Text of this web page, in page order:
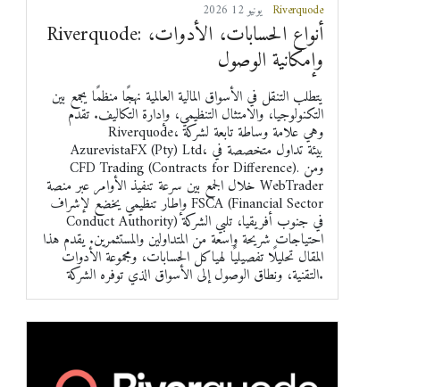
2026 يونيو 12 Riverquode
Riverquode: أنواع الحسابات، الأدوات،
وإمكانية الوصول
يتطلب التنقل في الأسواق المالية العالمية نهجًا منظمًا يجمع بين
التكنولوجيا، والامتثال التنظيمي، وإدارة التكاليف. تقدم
Riverquode، وهي علامة وساطة تابعة لشركة
AzurevistaFX (Pty) Ltd، بيئة تداول متخصصة في
CFD Trading (Contracts for Difference). ومن
خلال الجمع بين سرعة تنفيذ الأوامر عبر منصة WebTrader
وإطار تنظيمي يخضع لإشراف FSCA (Financial Sector
Conduct Authority) في جنوب أفريقيا، تلبي الشركة
احتياجات شريحة واسعة من المتداولين والمستثمرين. يقدم هذا
المقال تحليلًا تفصيليًا لهياكل الحسابات، ومجموعة الأدوات
التقنية، ونطاق الوصول إلى الأسواق الذي توفره الشركة.